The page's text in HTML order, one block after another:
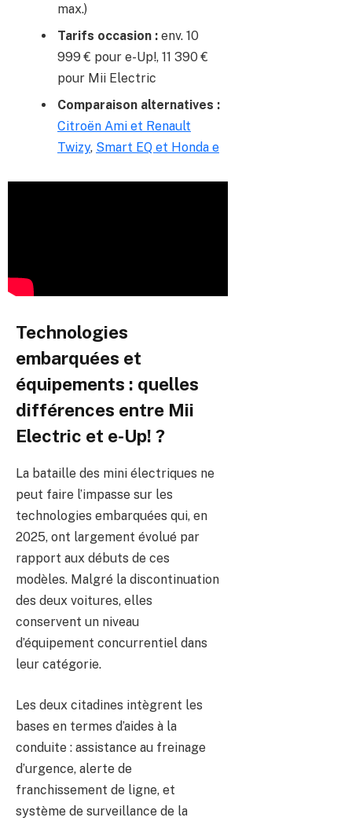
max.)
Tarifs occasion : env. 10
999 € pour e-Up!, 11 390 €
pour Mii Electric
Comparaison alternatives :
Citroën Ami et Renault
Twizy, Smart EQ et Honda e
Technologies
embarquées et
équipements : quelles
différences entre Mii
Electric et e-Up! ?
La bataille des mini électriques ne
peut faire l’impasse sur les
technologies embarquées qui, en
2025, ont largement évolué par
rapport aux débuts de ces
modèles. Malgré la discontinuation
des deux voitures, elles
conservent un niveau
d’équipement concurrentiel dans
leur catégorie.
Les deux citadines intègrent les
bases en termes d’aides à la
conduite : assistance au freinage
d’urgence, alerte de
franchissement de ligne, et
système de surveillance de la